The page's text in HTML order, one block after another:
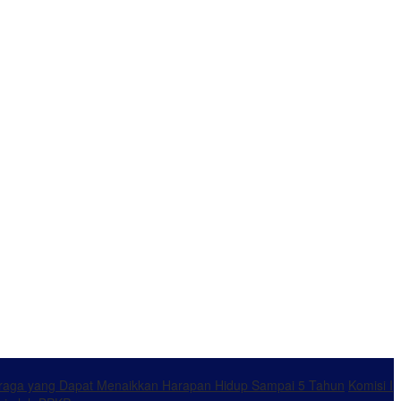
yang Dapat Menaikkan Harapan Hidup Sampai 5 Tahun Komisi I